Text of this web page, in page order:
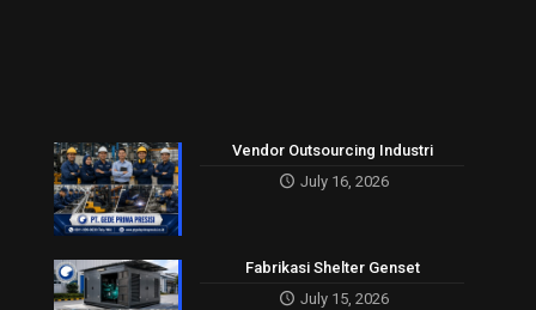
Vendor Outsourcing Industri
July 16, 2026
Fabrikasi Shelter Genset
July 15, 2026